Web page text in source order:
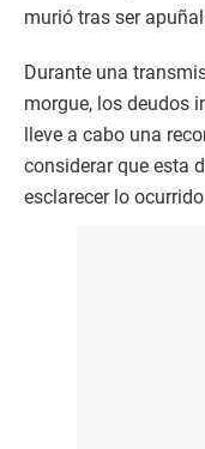
murió tras ser
Durante una
morgue, los deudos
lleve a cabo una
considerar que esta
esclarecer lo